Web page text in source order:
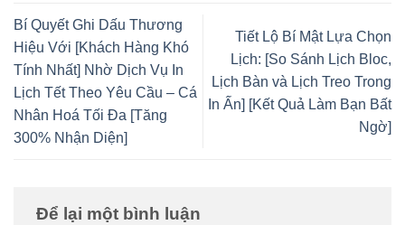
Bí Quyết Ghi Dấu Thương
Hiệu Với [Khách Hàng Khó
Tính Nhất] Nhờ Dịch Vụ In
Lịch Tết Theo Yêu Cầu – Cá
Nhân Hoá Tối Đa [Tăng
300% Nhận Diện]
Tiết Lộ Bí Mật Lựa Chọn
Lịch: [So Sánh Lịch Bloc,
Lịch Bàn và Lịch Treo Trong
In Ấn] [Kết Quả Làm Bạn Bất
Ngờ]
Để lại một bình luận